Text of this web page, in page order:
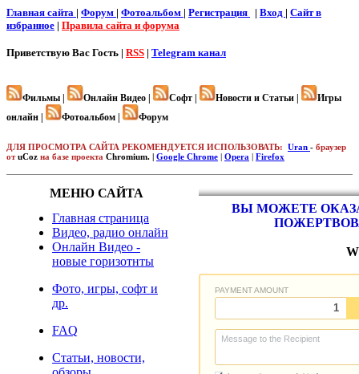
Главная сайта | Форум | Фотоальбом | Регистрация | Вход | Cайт в
избранное | Правила сайта и форума
Приветствую Вас Гость | RSS | Telegram канал
Фильмы | Онлайн Видео | Софт | Новости и Статьи |
Игры
онлайн |
Фотоальбом | Форум
ДЛЯ ПРОСМОТРА САЙТА РЕКОМЕНДУЕТСЯ ИСПОЛЬЗОВАТЬ: Uran - браузер
отuCoz на базе проекта Chromium. | Google Chrome | Opera | Firefox
МЕНЮ САЙТА
Главная страница
Видео, радио онлайн
Онлайн Видео -
новые горизотнты
Фото, игры, софт и
др.
FAQ
Статьи, новости,
ВЫ МОЖЕТЕ